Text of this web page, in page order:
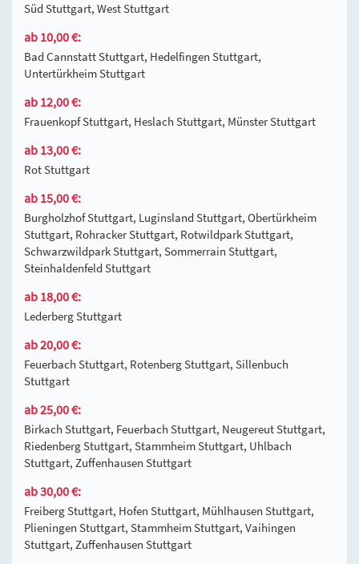
Süd Stuttgart, West Stuttgart
ab 10,00 €:
Bad Cannstatt Stuttgart, Hedelfingen Stuttgart,
Untertürkheim Stuttgart
ab 12,00 €:
Frauenkopf Stuttgart, Heslach Stuttgart, Münster Stuttgart
ab 13,00 €:
Rot Stuttgart
ab 15,00 €:
Burgholzhof Stuttgart, Luginsland Stuttgart, Obertürkheim
Stuttgart, Rohracker Stuttgart, Rotwildpark Stuttgart,
Schwarzwildpark Stuttgart, Sommerrain Stuttgart,
Steinhaldenfeld Stuttgart
ab 18,00 €:
Lederberg Stuttgart
ab 20,00 €:
Feuerbach Stuttgart, Rotenberg Stuttgart, Sillenbuch
Stuttgart
ab 25,00 €:
Birkach Stuttgart, Feuerbach Stuttgart, Neugereut Stuttgart,
Riedenberg Stuttgart, Stammheim Stuttgart, Uhlbach
Stuttgart, Zuffenhausen Stuttgart
ab 30,00 €:
Freiberg Stuttgart, Hofen Stuttgart, Mühlhausen Stuttgart,
Plieningen Stuttgart, Stammheim Stuttgart, Vaihingen
Stuttgart, Zuffenhausen Stuttgart